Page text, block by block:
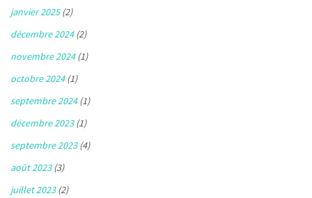
janvier 2025(2)
décembre 2024(2)
novembre 2024(1)
octobre 2024(1)
septembre 2024(1)
décembre 2023(1)
septembre 2023(4)
août 2023(3)
juillet 2023(2)